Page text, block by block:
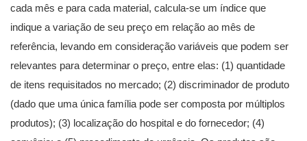
cada mês e para cada material, calcula-se um índice que
indique a variação de seu preço em relação ao mês de
referência, levando em consideração variáveis que podem ser
relevantes para determinar o preço, entre elas: (1) quantidade
de itens requisitados no mercado; (2) discriminador de produto
(dado que uma única família pode ser composta por múltiplos
produtos); (3) localização do hospital e do fornecedor; (4)